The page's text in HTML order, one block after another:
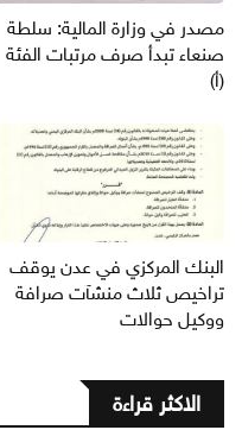
مصدر في وزارة المالية: سلطة
صنعاء تبدأ صرف مرتبات الفئة
(أ)
البنك المركزي في عدن يوقف
تراخيص ثلاث منشآت صرافة
ووكيل حوالات
الاكثر قراءة